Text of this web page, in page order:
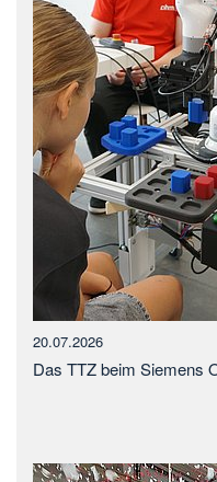
20.07.2026
Das TTZ beim Siemens